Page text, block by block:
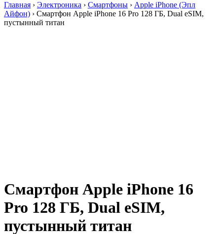
Главная › Электроника › Смартфоны › Apple iPhone (Эпл
Айфон) › Смартфон Apple iPhone 16 Pro 128 ГБ, Dual eSIM,
пустынный титан
Смартфон Apple iPhone 16
Pro 128 ГБ, Dual eSIM,
пустынный титан